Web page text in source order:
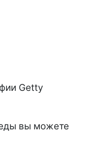
Getty
вы можете